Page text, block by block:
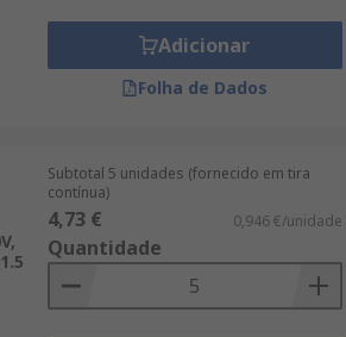
Adicionar
Folha de Dados
Subtotal 5 unidades (fornecido em tira
contínua)
4,73 € 0,946 €/unidade
Quantidade